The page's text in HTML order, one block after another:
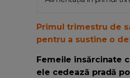
Primul trimestru de
pentru a sustine o
Femeile insărcinate
ele cedează pradă